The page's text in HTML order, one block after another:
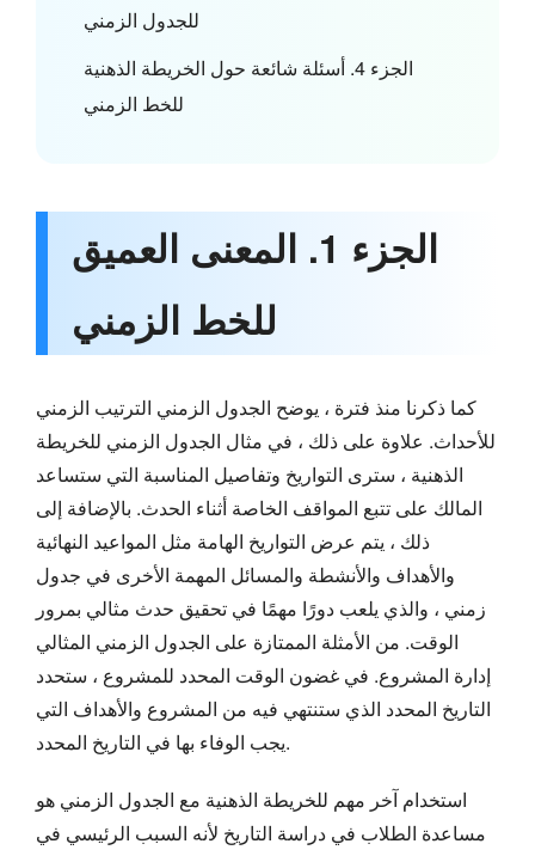
للجدول الزمني
الجزء 4. أسئلة شائعة حول الخريطة الذهنية
للخط الزمني
الجزء 1. المعنى العميق
للخط الزمني
كما ذكرنا منذ فترة ، يوضح الجدول الزمني الترتيب الزمني
للأحداث. علاوة على ذلك ، في مثال الجدول الزمني للخريطة
الذهنية ، سترى التواريخ وتفاصيل المناسبة التي ستساعد
المالك على تتبع المواقف الخاصة أثناء الحدث. بالإضافة إلى
ذلك ، يتم عرض التواريخ الهامة مثل المواعيد النهائية
والأهداف والأنشطة والمسائل المهمة الأخرى في جدول
زمني ، والذي يلعب دورًا مهمًا في تحقيق حدث مثالي بمرور
الوقت. من الأمثلة الممتازة على الجدول الزمني المثالي
إدارة المشروع. في غضون الوقت المحدد للمشروع ، ستحدد
التاريخ المحدد الذي ستنتهي فيه من المشروع والأهداف التي
يجب الوفاء بها في التاريخ المحدد.
استخدام آخر مهم للخريطة الذهنية مع الجدول الزمني هو
مساعدة الطلاب في دراسة التاريخ لأنه السبب الرئيسي في